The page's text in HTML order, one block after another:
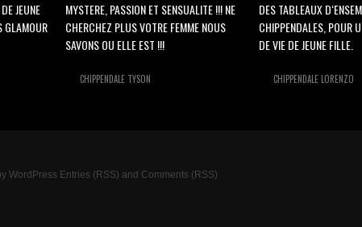
JEUNE
GLAMOUR
MYSTERE, PASSION ET SENSUALITE !!! NE
CHERCHEZ PLUS VOTRE FEMME NOUS
SAVONS OU ELLE EST !!!
CHIPPENDALE TYSON
DES TABLEAUX
CHIPPENDALES, POUR
DE VIE DE JEUNE FILLE.
CHIPPENDALE LORENZO
WordPress Entries (RSS) and Comments (RSS)